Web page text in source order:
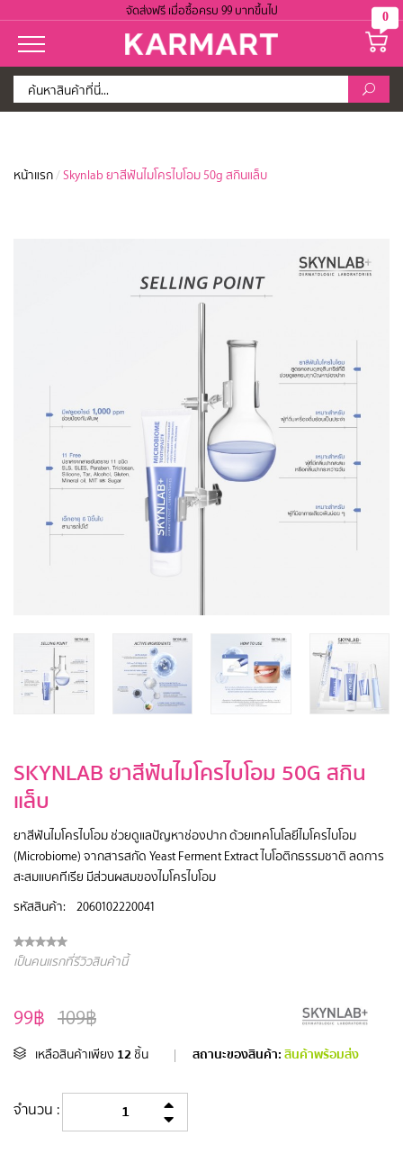
จัดส่งฟรี เมื่อซื้อครบ 99 บาทขึ้นไป 0
หน้าแรก /Skynlab ยาสีฟันไมโครไบโอม 50g สกินแล็บ
SKYNLAB ยาสีฟันไมโครไบโอม 50G สกิน
แล็บ
ยาสีฟันไมโครไบโอม ช่วยดูแลปัญหาช่องปาก ด้วยเทคโนโลยีไมโครไบโอม
(Microbiome) จากสารสกัด Yeast Ferment Extract ไบโอติกธรรมชาติ ลดการ
สะสมแบคทีเรีย มีส่วนผสมของไมโครไบโอม
รหัสสินค้า:
2060102220041
เป็นคนแรกที่รีวิวสินค้านี้
109฿
99฿
เหลือสินค้าเพียง 12 ชิ้น | สถานะของสินค้า:สินค้าพร้อมส่ง
จำนวน :